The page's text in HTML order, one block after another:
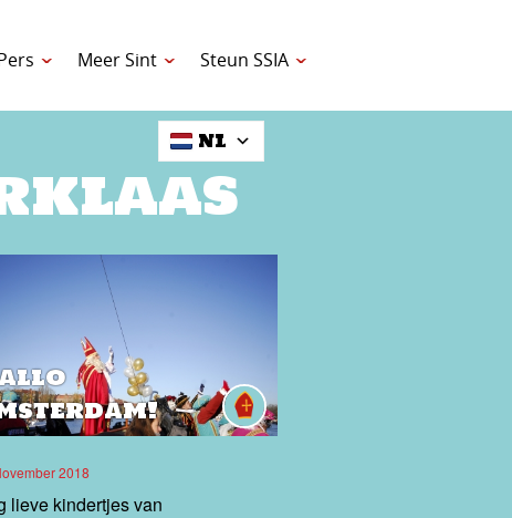
Meer Sint Steun SSIA
NL
2018
lieve kindertjes van